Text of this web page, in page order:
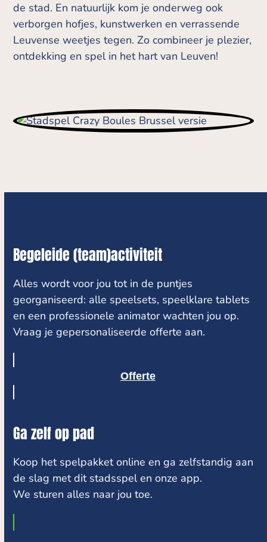
de stad. En natuurlijk kom je onderweg ook
verborgen hofjes, kunstwerken en verrassende
Leuvense weetjes tegen. Zo combineer je plezier,
ontdekking en spel in het hart van Leuven!
Begeleide (team)activiteit
Alles wordt voor jou tot in de puntjes
georganiseerd: alle speelsets, speelklare tablets
en een professionele animator wachten jou op.
Vraag je gepersonaliseerde offerte aan.
Offerte
Ga zelf op pad
Koop het spelpakket online en ga zelfstandig aan
de slag met dit stadsspel en onze app.
We sturen alles naar jou toe.